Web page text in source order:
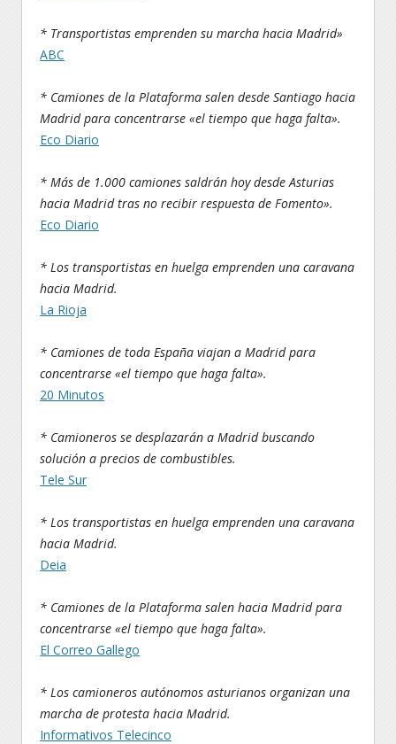
* Transportistas emprenden su marcha hacia Madrid»
ABC
* Camiones de la Plataforma salen desde Santiago hacia
Madrid para concentrarse «el tiempo que haga falta».
Eco Diario
* Más de 1.000 camiones saldrán hoy desde Asturias
hacia Madrid tras no recibir respuesta de Fomento».
Eco Diario
* Los transportistas en huelga emprenden una caravana
hacia Madrid.
La Rioja
* Camiones de toda España viajan a Madrid para
concentrarse «el tiempo que haga falta».
20 Minutos
* Camioneros se desplazarán a Madrid buscando
solución a precios de combustibles.
Tele Sur
* Los transportistas en huelga emprenden una caravana
hacia Madrid.
Deia
* Camiones de la Plataforma salen hacia Madrid para
concentrarse «el tiempo que haga falta».
El Correo Gallego
* Los camioneros autónomos asturianos organizan una
marcha de protesta hacia Madrid.
Informativos Telecinco